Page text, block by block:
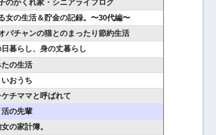
のかくれ家・シニアライフログ
女の生活＆貯金の記録。〜30代編〜
バチャンの猫とのまったり節約生活
日暮らし、身の丈暮らし
たの生活
おうち
チママと呼ばれて
活の先輩
の家計簿。